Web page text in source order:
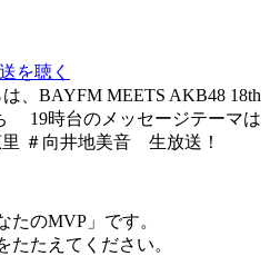
を聴く
、BAYFM MEETS AKB48 18th
19時台のメッセージテーマは
里 ＃向井地美音 生放送！
たのMVP」です。
たたえてください。